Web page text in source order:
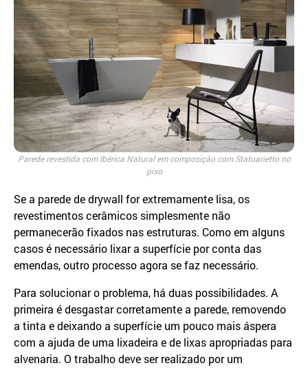
Parede revestida com Ibérica Natural em composição com Statuarietto no
piso
Se a parede de drywall for extremamente lisa, os
revestimentos cerâmicos simplesmente não
permanecerão fixados nas estruturas. Como em alguns
casos é necessário lixar a superfície por conta das
emendas, outro processo agora se faz necessário.
Para solucionar o problema, há duas possibilidades. A
primeira é desgastar corretamente a parede, removendo
a tinta e deixando a superfície um pouco mais áspera
com a ajuda de uma lixadeira e de lixas apropriadas para
alvenaria. O trabalho deve ser realizado por um